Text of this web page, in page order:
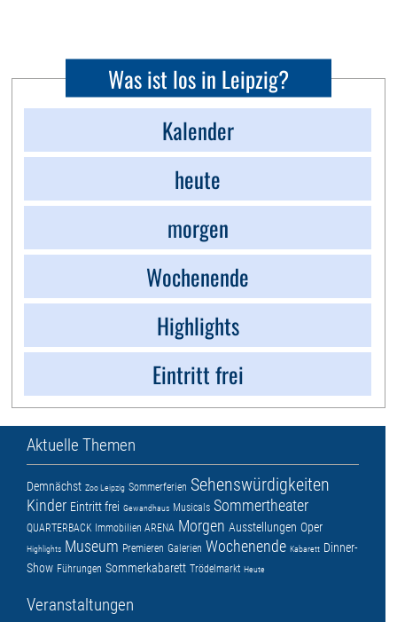
Was ist los in Leipzig?
Kalender
heute
morgen
Wochenende
Highlights
Eintritt frei
Aktuelle Themen
Demnächst Zoo Leipzig Sommerferien Sehenswürdigkeiten
Kinder Eintritt frei Gewandhaus Musicals Sommertheater
QUARTERBACK Immobilien ARENA Morgen Ausstellungen Oper
Highlights Museum Premieren Galerien Wochenende Kabarett Dinner-
Show Führungen Sommerkabarett Trödelmarkt Heute
Veranstaltungen